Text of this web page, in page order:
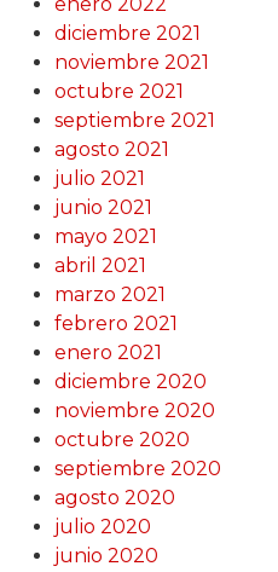
enero 2022
diciembre 2021
noviembre 2021
octubre 2021
septiembre 2021
agosto 2021
julio 2021
junio 2021
mayo 2021
abril 2021
marzo 2021
febrero 2021
enero 2021
diciembre 2020
noviembre 2020
octubre 2020
septiembre 2020
agosto 2020
julio 2020
junio 2020